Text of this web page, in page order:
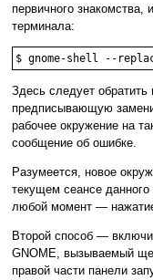
первичного знакомства,
терминала:
$ gnome-shell --
Здесь следует
предписывающую
рабочее окружение на
сообщение об ошибке.
Разумеется, новое
текущем сеансе
любой момент —
Второй способ —
GNOME, вызываемый
правой части панели